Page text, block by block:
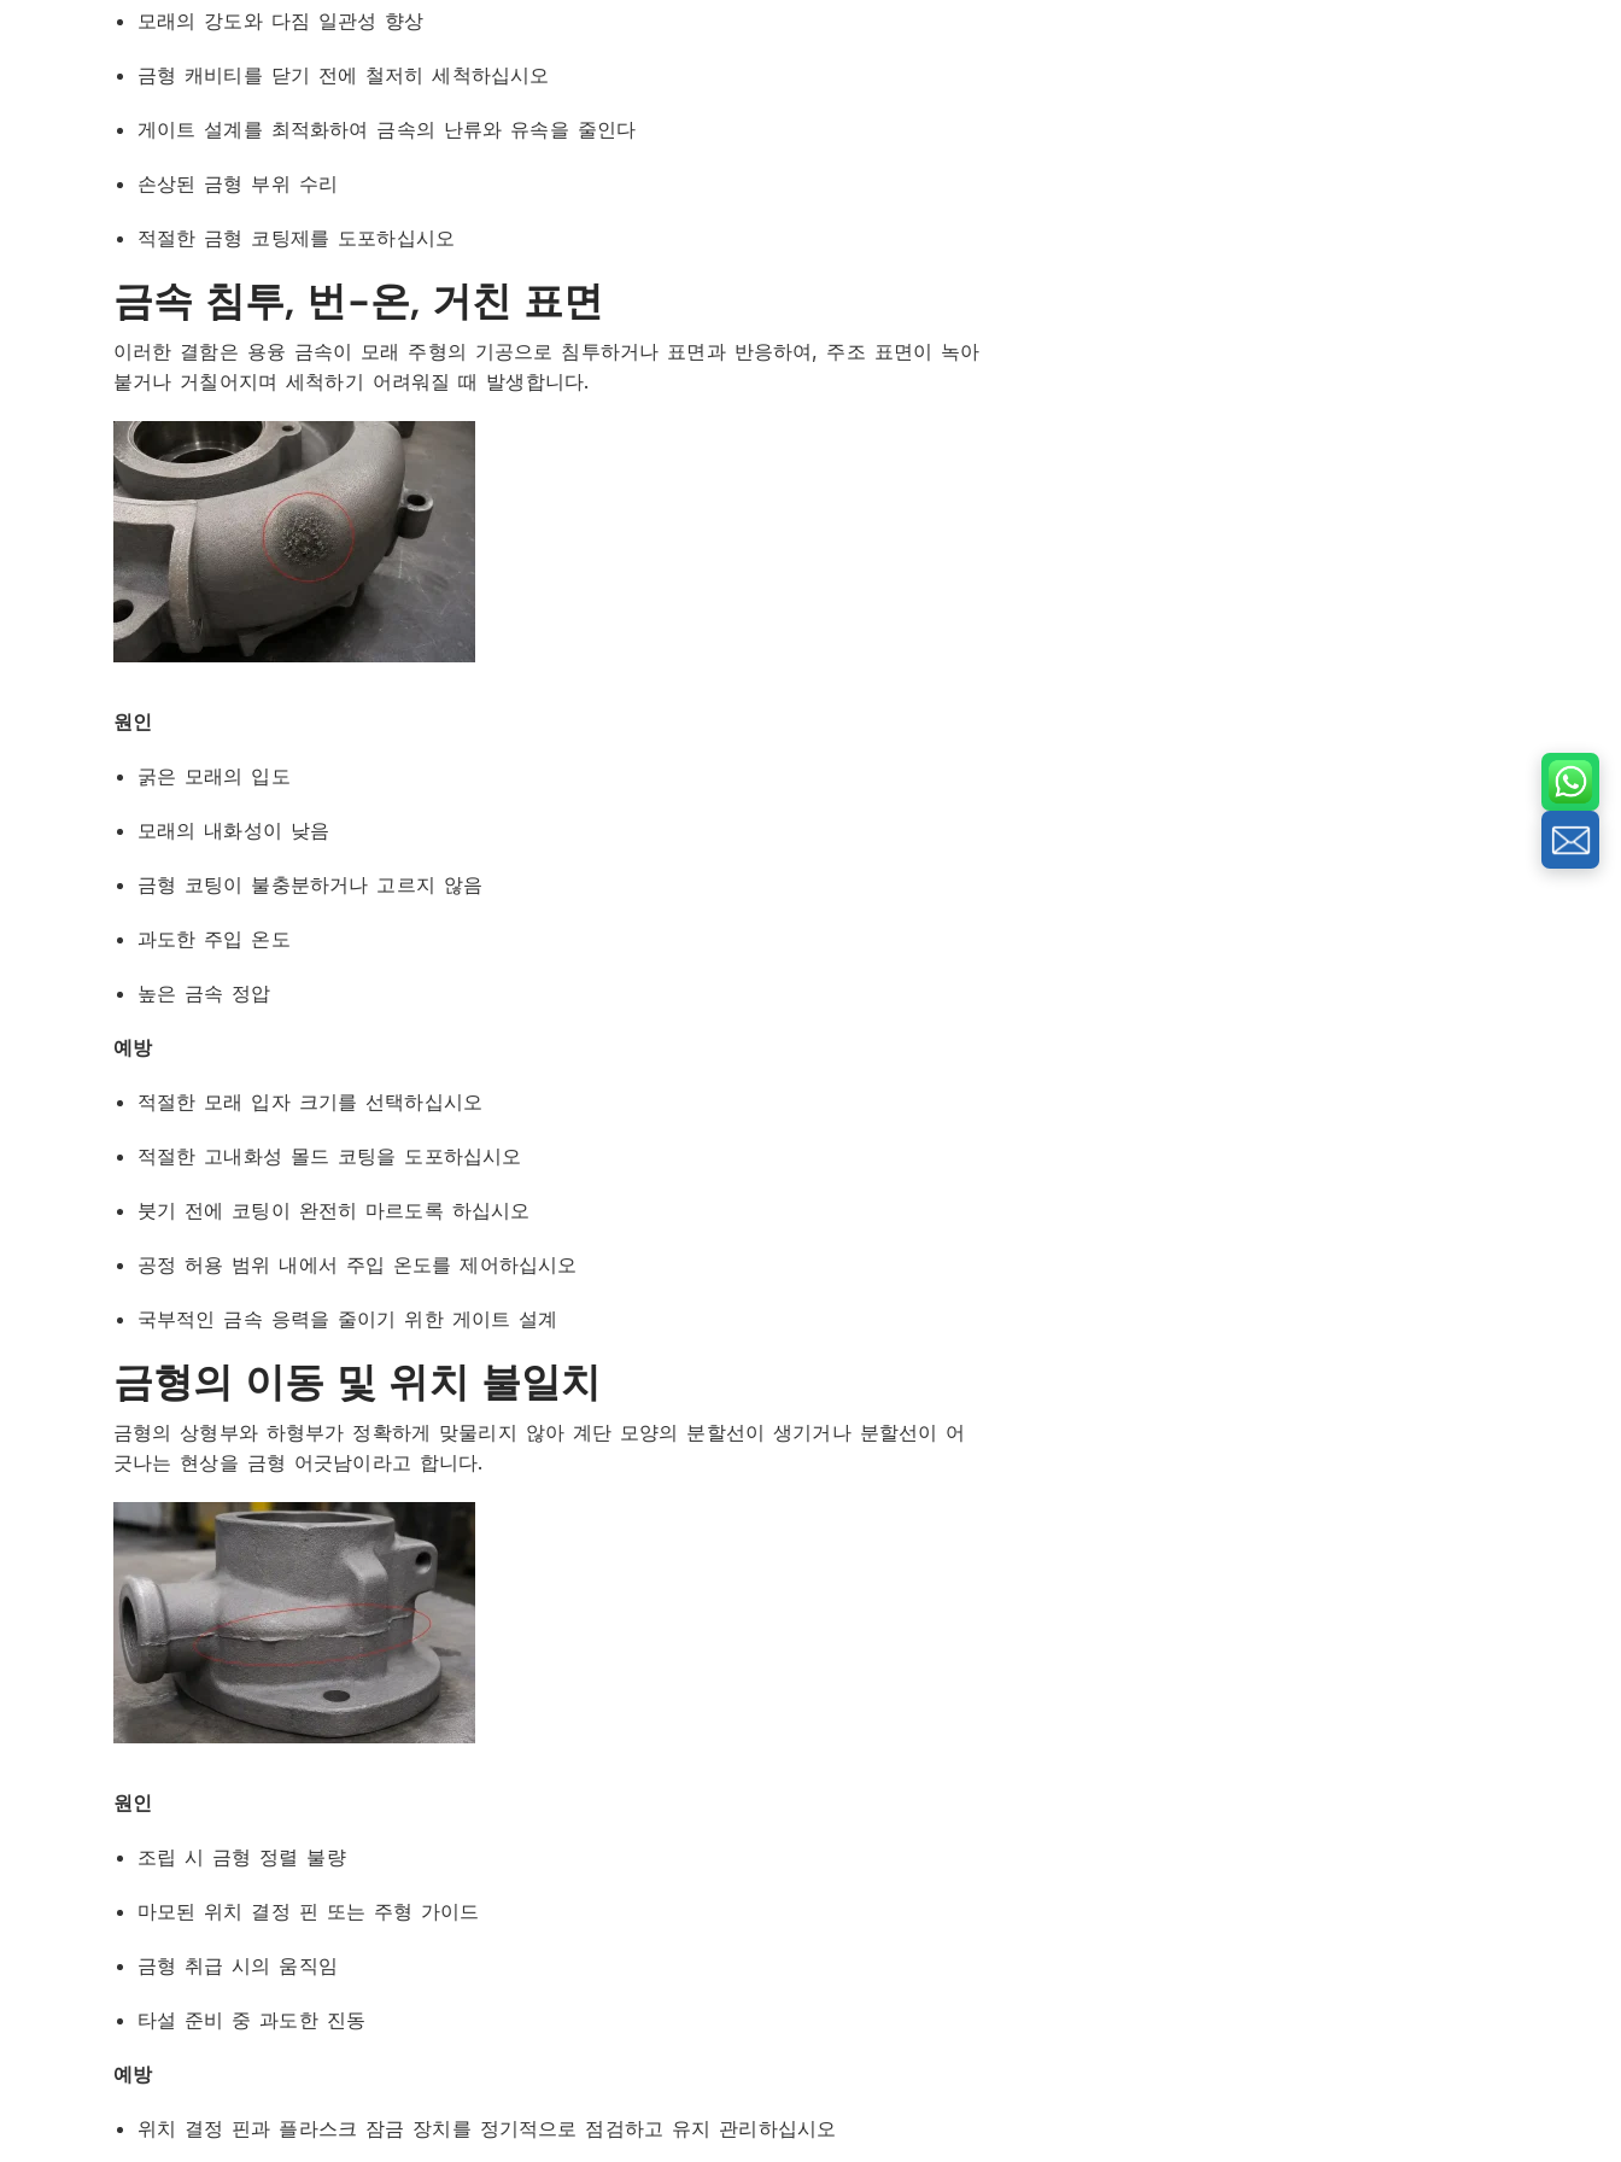
모래의 강도와 다짐 일관성 향상
금형 캐비티를 닫기 전에 철저히 세척하십시오
게이트 설계를 최적화하여 금속의 난류와 유속을 줄인다
손상된 금형 부위 수리
적절한 금형 코팅제를 도포하십시오
금속 침투, 번-온, 거친 표면
이러한 결함은 용융 금속이 모래 주형의 기공으로 침투하거나 표면과 반응하여, 주조 표면이 녹아
붙거나 거칠어지며 세척하기 어려워질 때 발생합니다.
원인
굵은 모래의 입도
모래의 내화성이 낮음
금형 코팅이 불충분하거나 고르지 않음
과도한 주입 온도
높은 금속 정압
예방
적절한 모래 입자 크기를 선택하십시오
적절한 고내화성 몰드 코팅을 도포하십시오
붓기 전에 코팅이 완전히 마르도록 하십시오
공정 허용 범위 내에서 주입 온도를 제어하십시오
국부적인 금속 응력을 줄이기 위한 게이트 설계
금형의 이동 및 위치 불일치
금형의 상형부와 하형부가 정확하게 맞물리지 않아 계단 모양의 분할선이 생기거나 분할선이 어
긋나는 현상을 금형 어긋남이라고 합니다.
원인
조립 시 금형 정렬 불량
마모된 위치 결정 핀 또는 주형 가이드
금형 취급 시의 움직임
타설 준비 중 과도한 진동
예방
위치 결정 핀과 플라스크 잠금 장치를 정기적으로 점검하고 유지 관리하십시오